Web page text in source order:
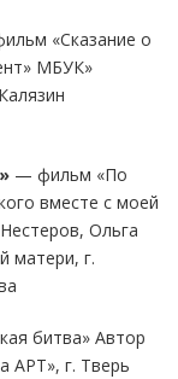
«Сказание о
МБУК»
— фильм «По
вместе с моей
Ольга
матери, г.
битва» Автор
АРТ», г. Тверь